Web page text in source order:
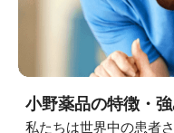
患者さんとご家族の皆
医療関係者の皆さま
ニュース
グローバル戦略
コーポレート・ガ
ポリシー類
開発パイプライン
ライセンス活動
研究者主導研究支
業績報告
IRライブラリー
株式関連情報
サステナビリティ
トップメッセージ
小野薬品工業のサ
小野薬品の特徴・
私たちは世界中の患者